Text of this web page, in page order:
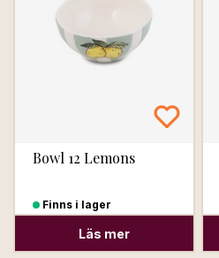
Bowl 12 Lemons
Finns i lager
Läs mer